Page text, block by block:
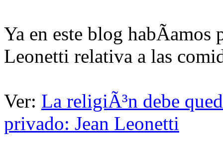
Ya en este blog habÃ­amos
Leonetti relativa a las
Ver: La religiÃ³n debe
privado: Jean Leonetti